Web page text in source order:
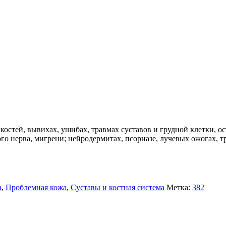
вывихах, ушибах, травмах суставов и грудной клетки,
нерва, мигрени; нейродермитах, псориазе, лучевых ожогах,
, Проблемная кожа, Суставы и костная система Метка: 382